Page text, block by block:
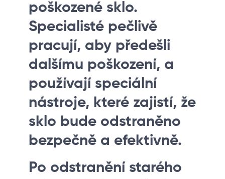
poškozené sklo.
Specialisté pečlivě
pracují, aby předešli
dalšímu poškození, a
používají speciální
nástroje, které zajistí, že
sklo bude odstraněno
bezpečně a efektivně.
Po odstranění starého